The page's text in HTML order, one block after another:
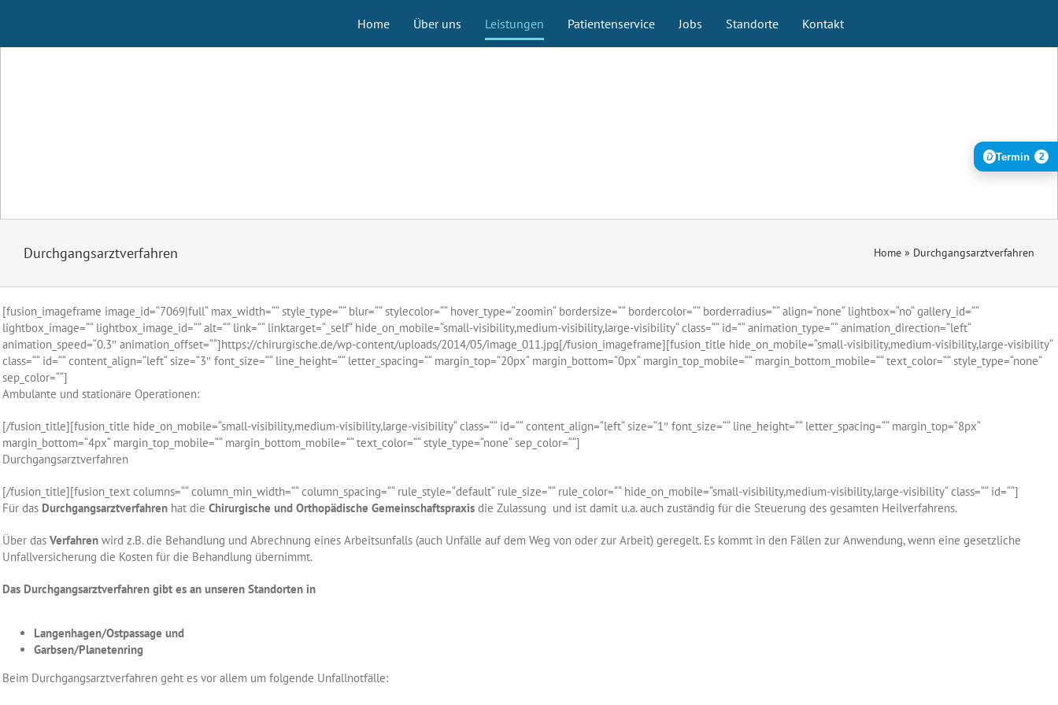
Termin 2
Home Über uns Leistungen Patientenservice Jobs Standorte Kontakt
Durchgangsarztverfahren Home » Durchgangsarztverfahren
[fusion_imageframe image_id=“7069|full“ max_width=““ style_type=““ blur=““ stylecolor=““ hover_type=“zoomin“ bordersize=““ bordercolor=““ borderradius=““ align=“none“ lightbox=“no“ gallery_id=““
lightbox_image=““ lightbox_image_id=““ alt=““ link=““ linktarget=“_self“ hide_on_mobile=“small-visibility,medium-visibility,large-visibility“ class=““ id=““ animation_type=““ animation_direction=“left“
animation_speed=“0.3″ animation_offset=““]https://chirurgische.de/wp-content/uploads/2014/05/image_011.jpg[/fusion_imageframe][fusion_title hide_on_mobile=“small-visibility,medium-visibility,large-visibility“
class=““ id=““ content_align=“left“ size=“3″ font_size=““ line_height=““ letter_spacing=““ margin_top=“20px“ margin_bottom=“0px“ margin_top_mobile=““ margin_bottom_mobile=““ text_color=““ style_type=“none“
sep_color=““]
Ambulante und stationäre Operationen:
[/fusion_title][fusion_title hide_on_mobile=“small-visibility,medium-visibility,large-visibility“ class=““ id=““ content_align=“left“ size=“1″ font_size=““ line_height=““ letter_spacing=““ margin_top=“8px“
margin_bottom=“4px“ margin_top_mobile=““ margin_bottom_mobile=““ text_color=““ style_type=“none“ sep_color=““]
Durchgangsarztverfahren
[/fusion_title][fusion_text columns=““ column_min_width=““ column_spacing=““ rule_style=“default“ rule_size=““ rule_color=““ hide_on_mobile=“small-visibility,medium-visibility,large-visibility“ class=““ id=““]
Für das Durchgangsarztverfahren hat dieChirurgische und Orthopädische Gemeinschaftspraxis die Zulassung und ist damit u.a. auch zuständig für die Steuerung des gesamten Heilverfahrens.
Über dasVerfahren wird z.B. die Behandlung und Abrechnung eines Arbeitsunfalls (auch Unfälle auf dem Weg von oder zur Arbeit) geregelt. Es kommt in den Fällen zur Anwendung, wenn eine gesetzliche
Unfallversicherung die Kosten für die Behandlung übernimmt.
Das Durchgangsarztverfahren gibt es an unseren Standorten in
Langenhagen/Ostpassage und
Garbsen/Planetenring
Beim Durchgangsarztverfahren geht es vor allem um folgende Unfallnotfälle: